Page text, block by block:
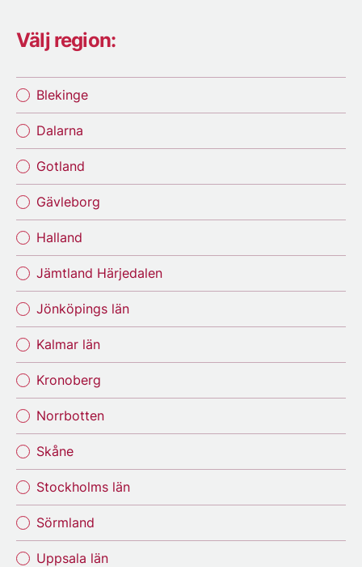
Välj region:
Blekinge
Dalarna
Gotland
Gävleborg
Halland
Jämtland Härjedalen
Jönköpings län
Kalmar län
Kronoberg
Norrbotten
Skåne
Stockholms län
Sörmland
Uppsala län